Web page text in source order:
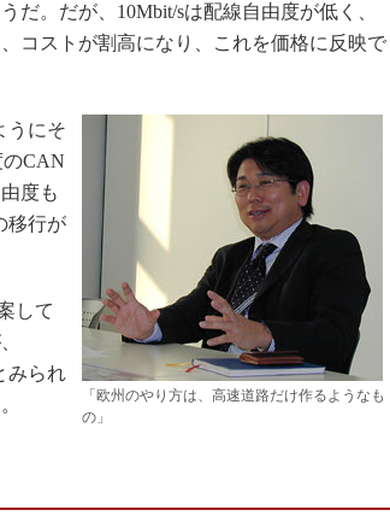
知財マネジメント
制御セキュリティ
新型コロナへの対応
だ。だが、10Mbit/sは配線自由度が低く、
コストが割高になり、これを価格に反映で
「欧州のやり方は、高速道路だけ作るようなも
の」
うにそ
のCAN
度も
移行が
して
みられ